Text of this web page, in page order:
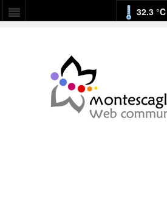
32.3 °C